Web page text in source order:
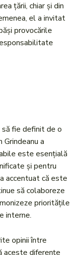
țării, chiar și din
el a invitat
provocările
fie definit de o
a
este esențială
și pentru
accentuat că este
să colaboreze
prioritățile
interne.
opinii între
aceste diferențe